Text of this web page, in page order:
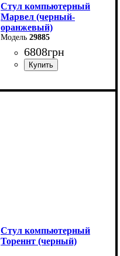
Стул компьютерный
Марвел (черный-
оранжевый)
29885
6808грн
Стул компьютерный
Тореннт (черный)